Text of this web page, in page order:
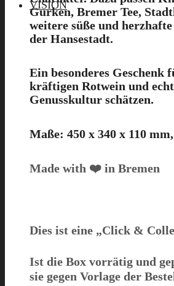
VISION
Gurken, Bremer Tee,
weitere süße und
der Hansestadt.
Ein besonderes Geschenk
kräftigen Rotwein und
Genusskultur schätzen.
Maße: 450 x 340 x 110
Made with ❤️ in Bremen
Dies ist eine „Click &
Ist die Box vorrätig und
sie gegen Vorlage der